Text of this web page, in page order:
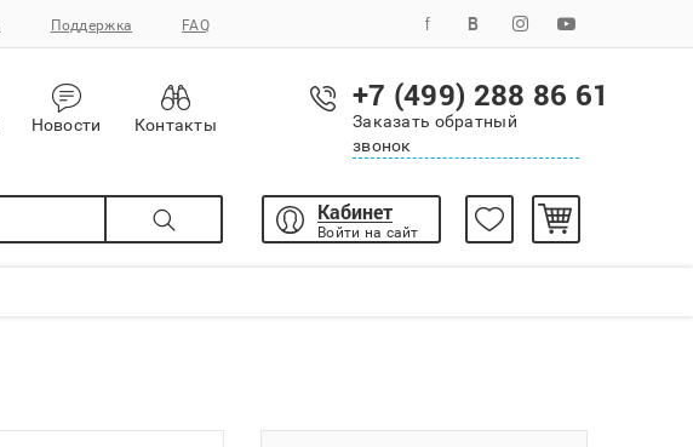
Поддержка FAQ
Новости Контакты
+7 (499) 288 86 61
Заказать обратный
звонок
Кабинет
Войти на сайт